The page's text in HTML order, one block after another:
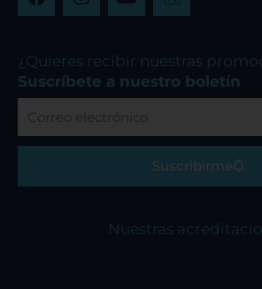
a
b
o
o
k
n
a
g
r
a
m
o
u
b
e
¿Quieres recibir nuestras
Suscríbete a nuestro boletín
electrónico
Suscribirme
Nuestras